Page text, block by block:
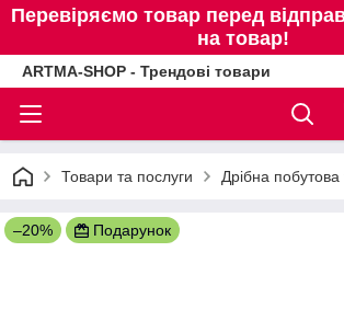
Перевіряємо товар перед
на товар!
ARTMA-SHOP - Трендові товари
Товари та послуги Дрібна побутова
–20% Подарунок